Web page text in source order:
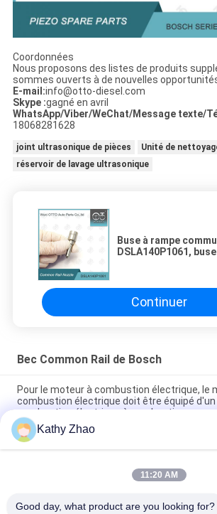
Coordonnées
Nous proposons des listes de produits
sommes ouverts à de nouvelles
E-mail:info@otto-diesel.com
Skype :gagné en avril
WhatsApp/Viber/WeChat/Message texte/
18068281628
joint ultrasonique de pièces
Unité de
réservoir de lavage ultrasonique
Buse à rampe
DSLA140P1061,
Continuer
Bec Common Rail de Bosch
Pour le moteur à combustion électrique, le
combustion électrique doit être équipé
combustion électrique à combustion.
Buse d'injecteur à rampe commune
injecteurs 0445120134
DSLA150P1438 Buse commune de rail
Kathy Zhao
11:20 AM
Good day, what product are you looking for?